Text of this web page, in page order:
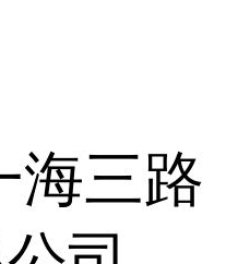
海三路